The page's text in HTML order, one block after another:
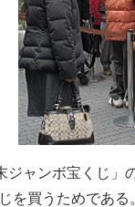
ジャンボ宝くじ
を買うためである